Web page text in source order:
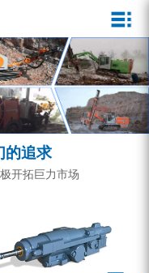
企业文化
发展历程
资质荣誉
宣传视频
公司新闻
行业动态
ZEGA一体式潜孔钻机
ZEGA地下掘进台车
小型一体式露天钻机
ZEGA全液压顶锤钻机
零配件
锚固钻机系列
服务介绍
服务中心
营销网络
的追求
极开拓巨力市场